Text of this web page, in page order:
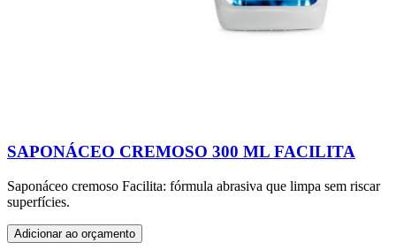
SAPONÁCEO CREMOSO 300 ML FACILITA
Saponáceo cremoso Facilita: fórmula abrasiva que limpa sem riscar
superfícies.
Adicionar ao orçamento